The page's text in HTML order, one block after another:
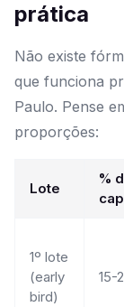
prática
Não existe
que funciona
Paulo. Pense
proporções:
Lote
%
1º lote
(early
bird)
15-